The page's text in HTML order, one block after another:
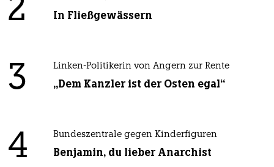
2 In Fließgewässern
3 Linken-Politikerin von Angern zur Rente
„Dem Kanzler ist der Osten egal“
4 Bundeszentrale gegen Kinderfiguren
Benjamin, du lieber Anarchist